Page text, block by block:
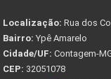
Localização: Rua dos
Bairro: Ypê Amarelo
Cidade/UF: Contagem-
CEP: 32051078